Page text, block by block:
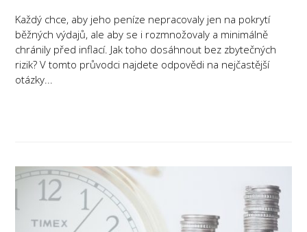
Každý chce, aby jeho peníze nepracovaly jen na pokrytí
běžných výdajů, ale aby se i rozmnožovaly a minimálně
chránily před inflací. Jak toho dosáhnout bez zbytečných
rizik? V tomto průvodci najdete odpovědi na nejčastější
otázky...